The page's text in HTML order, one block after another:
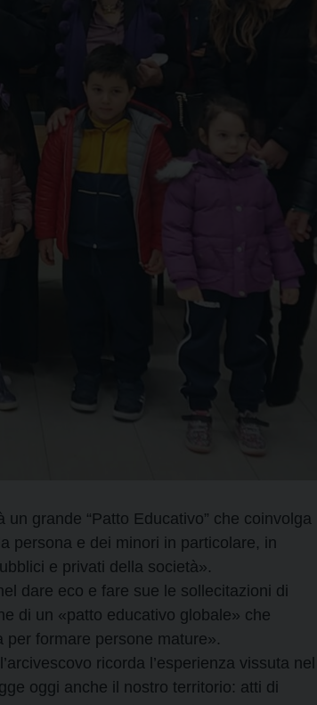
grande “Patto Educativo” che coinvolga
persona e dei minori in particolare, in
e privati della società».
dare eco e fare sue le sollecitazioni di
di un «patto educativo globale» che
per formare persone mature».
ricorda l’esperienza vissuta nel
oggi anche il nostro territorio: atti di